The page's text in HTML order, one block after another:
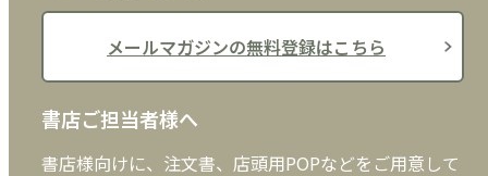
メールマガジンの無料登録はこちら
書店ご担当者様へ
書店様向けに、注文書、店頭用POPなどをご用意して